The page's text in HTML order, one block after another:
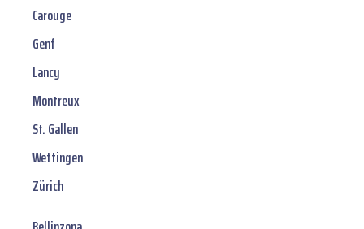
Carouge
Genf
Lancy
Montreux
St. Gallen
Wettingen
Zürich